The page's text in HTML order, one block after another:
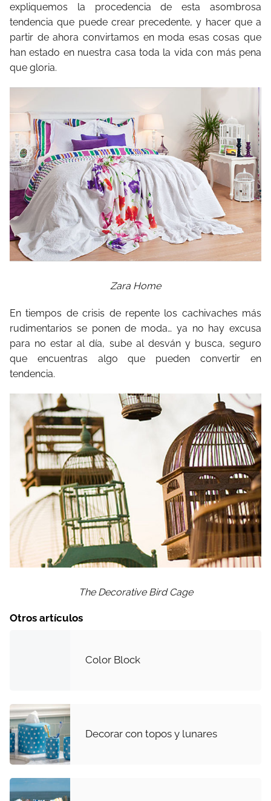
expliquemos la procedencia de esta asombrosa
tendencia que puede crear precedente, y hacer que a
partir de ahora convirtamos en moda esas cosas que
han estado en nuestra casa toda la vida con más pena
que gloria.
Zara Home
En tiempos de crisis de repente los cachivaches más
rudimentarios se ponen de moda… ya no hay excusa
para no estar al día, sube al desván y busca, seguro
que encuentras algo que pueden convertir en
tendencia.
The Decorative Bird Cage
Otros artículos
Color Block
Decorar con topos y lunares